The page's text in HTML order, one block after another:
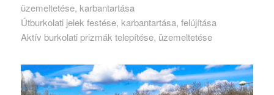
üzemeltetése, karbantartása
Útburkolati jelek festése, karbantartása, felújítása
Aktív burkolati prizmák telepítése, üzemeltetése